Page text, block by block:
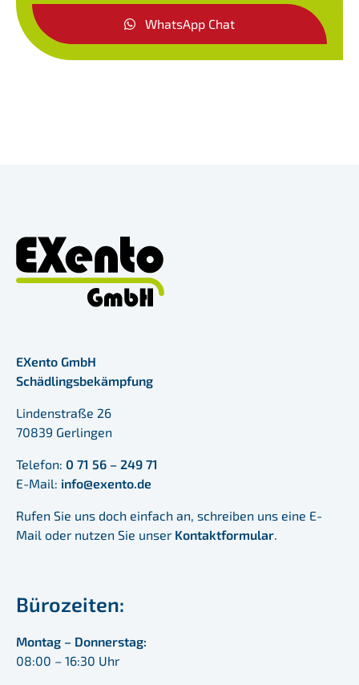
WhatsApp Chat
EXento GmbH
Schädlingsbekämpfung
Lindenstraße 26
70839 Gerlingen
Telefon: 0 71 56 – 249 71
E-Mail: info@exento.de
Rufen Sie uns doch einfach an, schreiben uns eine E-
Mail oder nutzen Sie unser Kontaktformular
Bürozeiten:
Montag – Donnerstag:
08:00 – 16:30 Uhr